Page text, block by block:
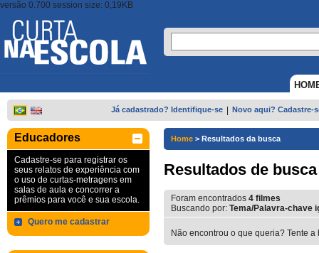
versão 0.700 session size: 0,19KB
Já cadastrado? Identifique-se Novo aqui? Cadastre-
Educadores
Cadastre-se para registrar os
seus relatos de experiência com
o uso de curtas-metragens em
salas de aula e concorrer a
prêmios para você e sua escola.
Quero me cadastrar
Home > Resultados da busca
Resultados de busca
Foram encontrados 4 filmes
Buscando por: Tema/Palavra-chave
Não encontrou o que queria? Tente